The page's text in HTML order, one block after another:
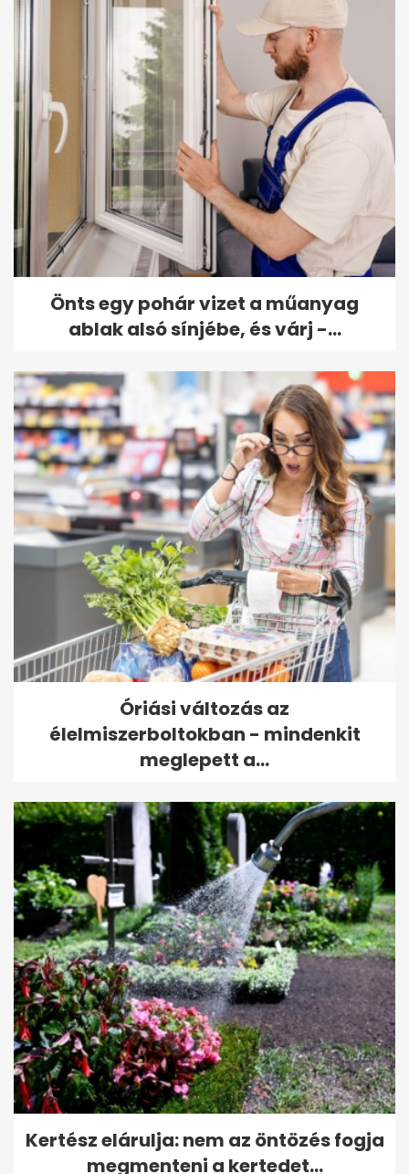
Önts egy pohár vizet a műanyag
ablak alsó sínjébe, és várj -...
Óriási változás az
élelmiszerboltokban - mindenkit
meglepett a...
Kertész elárulja: nem az öntözés fogja
megmenteni a kertedet...